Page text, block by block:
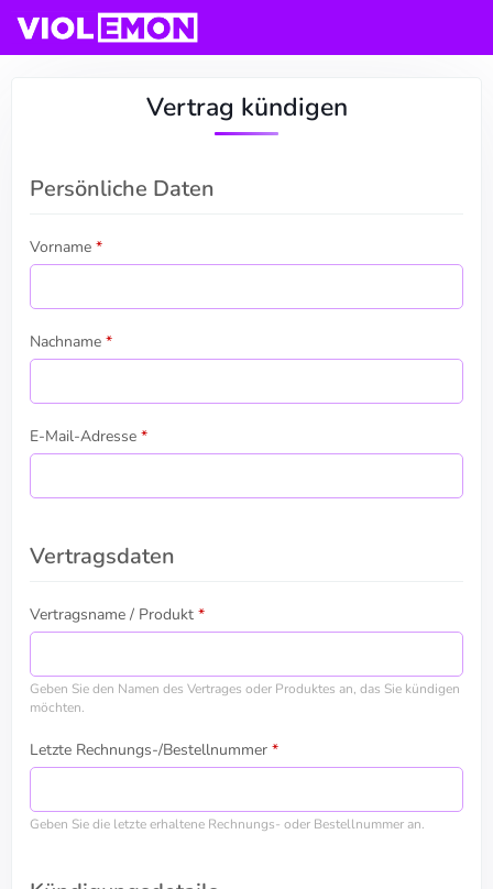
Vertrag kündigen
Persönliche Daten
Vorname *
Nachname *
E-Mail-Adresse *
Vertragsdaten
Vertragsname / Produkt *
Geben Sie den Namen des Vertrages oder Produktes an, das Sie kündigen
möchten.
Letzte Rechnungs-/Bestellnummer *
Geben Sie die letzte erhaltene Rechnungs- oder Bestellnummer an.